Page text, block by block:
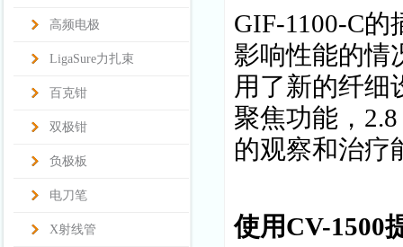
高频电极
LigaSure力扎束
百克钳
双极钳
负极板
电刀笔
X射线管
GIF-1100-C
影响性能的情
用了新的纤细
聚焦功能，
的观察和治疗
使用CV-1500